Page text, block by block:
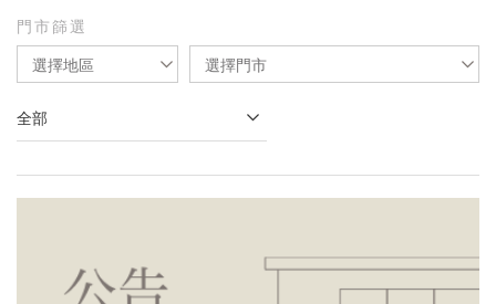
門市篩選
選擇地區 選擇門市
全部